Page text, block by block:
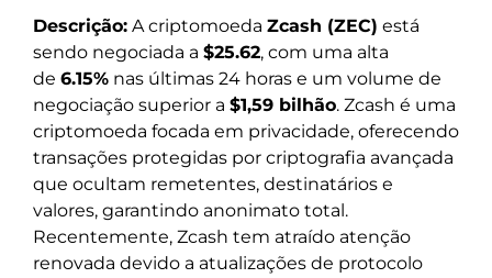
Descrição: A criptomoeda Zcash (ZEC) está
sendo negociada a $25.62, com uma alta
de 6.15% nas últimas 24 horas e um volume de
negociação superior a $1,59 bilhão. Zcash é uma
criptomoeda focada em privacidade, oferecendo
transações protegidas por criptografia avançada
que ocultam remetentes, destinatários e
valores, garantindo anonimato total.
Recentemente, Zcash tem atraído atenção
renovada devido a atualizações de protocolo